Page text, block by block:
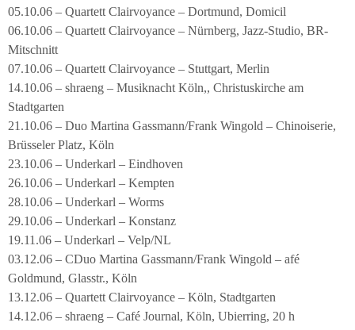
05.10.06 – Quartett Clairvoyance – Dortmund, Domicil
06.10.06 – Quartett Clairvoyance – Nürnberg, Jazz-Studio, BR-
Mitschnitt
07.10.06 – Quartett Clairvoyance – Stuttgart, Merlin
14.10.06 – shraeng – Musiknacht Köln,, Christuskirche am
Stadtgarten
21.10.06 – Duo Martina Gassmann/Frank Wingold – Chinoiserie,
Brüsseler Platz, Köln
23.10.06 – Underkarl – Eindhoven
26.10.06 – Underkarl – Kempten
28.10.06 – Underkarl – Worms
29.10.06 – Underkarl – Konstanz
19.11.06 – Underkarl – Velp/NL
03.12.06 – CDuo Martina Gassmann/Frank Wingold – afé
Goldmund, Glasstr., Köln
13.12.06 – Quartett Clairvoyance – Köln, Stadtgarten
14.12.06 – shraeng – Café Journal, Köln, Ubierring, 20 h